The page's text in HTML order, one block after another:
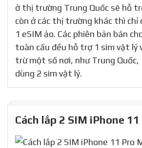
ở thị trường Trung Quốc sẽ hỗ
còn ở các thị trường khác thì chỉ
1 eSIM ảo. Các phiên bản bán
toàn cầu đều hỗ trợ 1 sim vật lý
trừ một số nơi, như Trung Quốc,
dùng 2 sim vật lý.
Cách lắp 2 SIM iPhone